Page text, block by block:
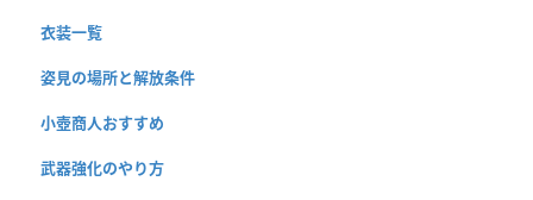
衣装一覧
姿見の場所と解放条件
小壺商人おすすめ
武器強化のやり方